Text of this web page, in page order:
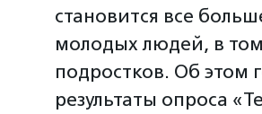
становится все
молодых людей, в
подростков. Об этом
результаты опроса